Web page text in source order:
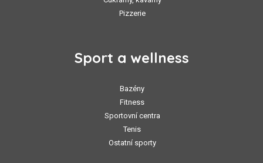
Pizzerie
Sport a wellness
Bazény
Fitness
Sportovní centra
Tenis
Ostatní sporty